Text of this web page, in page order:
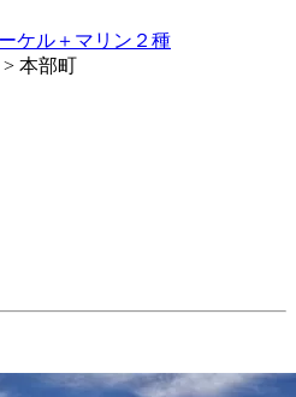
ケル＋マリン２種
本部町